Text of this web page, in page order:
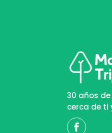
30 años
cerca de ti